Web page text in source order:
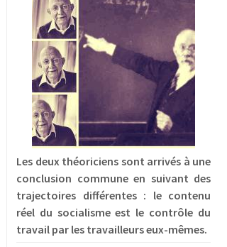
Les deux théoriciens sont arrivés à une
conclusion commune en suivant des
trajectoires différentes : le contenu
réel du socialisme est le contrôle du
travail par les travailleurs eux-mêmes.